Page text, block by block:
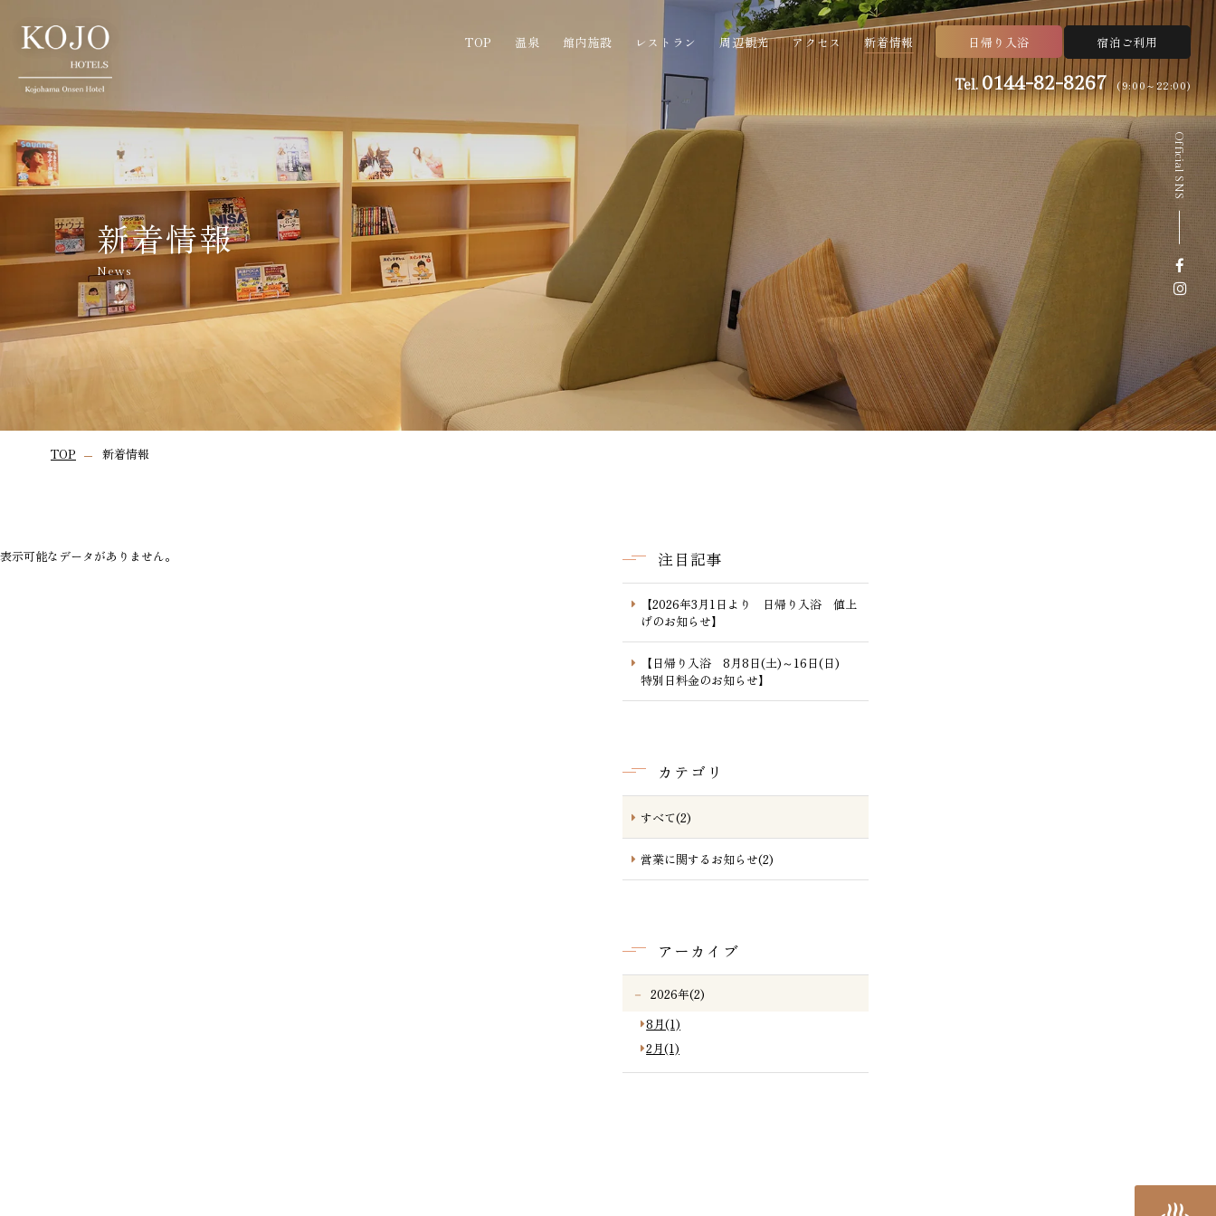
TOP 温泉 館内施設 レストラン 周辺観光 アクセス 新着情報 日帰り入浴 宿泊ご利用
Tel. 0144-82-8267 (9:00～22:00)
新着情報
News
Official SNS
TOP 新着情報
表示可能なデータがありません。 注目記事
【2026年3月1日より 日帰り入浴 値上
げのお知らせ】
【日帰り入浴 8月8日(土)～16日(日)
特別日料金のお知らせ】
カテゴリ
すべて(2)
営業に関するお知らせ(2)
アーカイブ
2026年(2)
8月(1)
2月(1)